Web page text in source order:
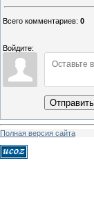
Всего комментариев: 0
Войдите:
Отправить
Полная версия сайта